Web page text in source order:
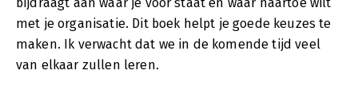
met je organisatie. Dit boek helpt je goede keuzes te
maken. Ik verwacht dat we in de komende tijd veel
van elkaar zullen leren.